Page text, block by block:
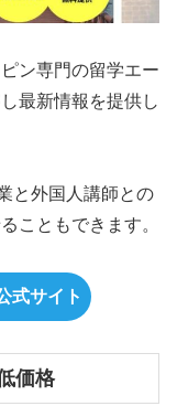
ン専門の留学エー
最新情報を提供し
と外国人講師との
こともできます。
式サイト
価格